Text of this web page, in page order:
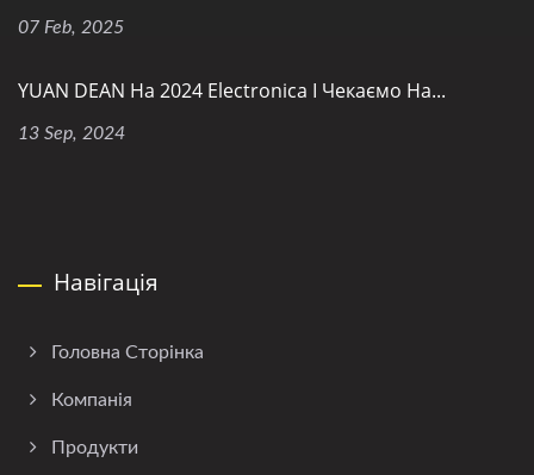
07 Feb, 2025
YUAN DEAN На 2024 Electronica І Чекаємо На...
13 Sep, 2024
Навігація
Головна Сторінка
Компанія
Продукти